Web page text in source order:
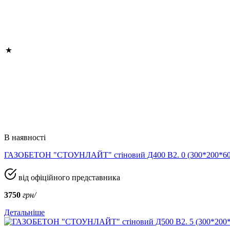
В наявності
ГАЗОБЕТОН "СТОУНЛАЙТ" стіновий Д400 В2. 0
від офіційного представника
3750 грн/
Детальніше